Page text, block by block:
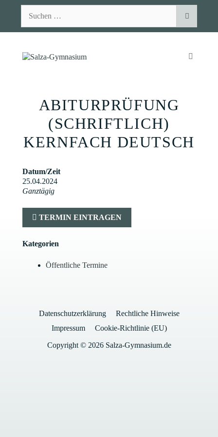
nach:
ABITURPRÜFUNG
(SCHRIFTLICH)
KERNFACH DEUTSCH
Datum/Zeit
25.04.2024
Ganztägig
TERMIN EINTRAGEN
Kategorien
Öffentliche Termine
Datenschutzerklärung
Rechtliche Hinweise
Impressum
Cookie-Richtlinie (EU)
Copyright © 2026 Salza-Gymnasium.de